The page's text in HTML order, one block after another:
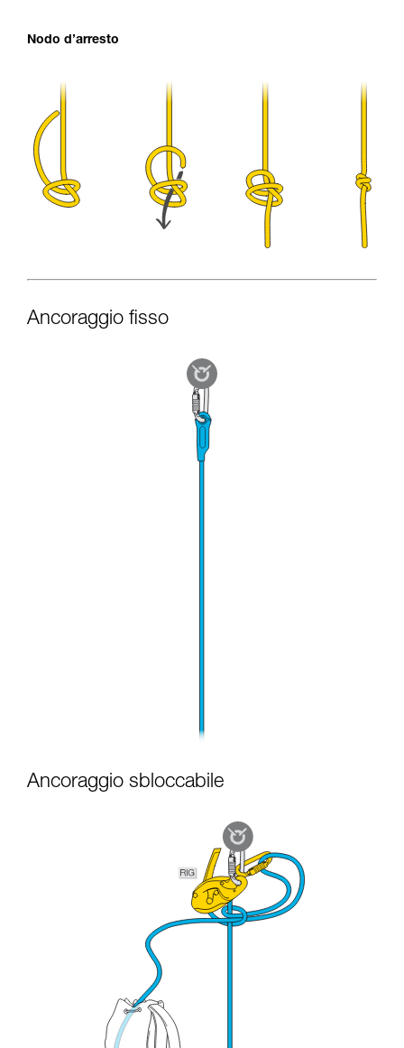
Nodo d’arresto
Ancoraggio fisso
Ancoraggio sbloccabile